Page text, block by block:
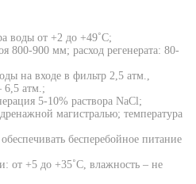
воды от +2 до +49˚С;
800-900 мм; расход регенерата: 80-
на входе в фильтр 2,5 атм.,
6,5 атм.;
5-10% раствора NaCl;
магистралью; температура
бесперебойное питание
от +5 до +35˚С, влажность – не